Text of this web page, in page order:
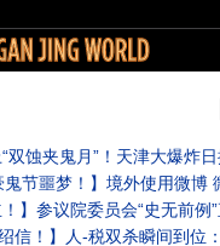
夹鬼月”！天津大爆炸日撞
鬼节噩梦！】境外使用微
】参议院委员会“史无前
信！】人-税双杀瞬间到